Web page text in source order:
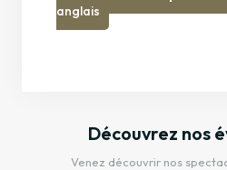
anglais
Découvrez nos
Venez découvrir nos